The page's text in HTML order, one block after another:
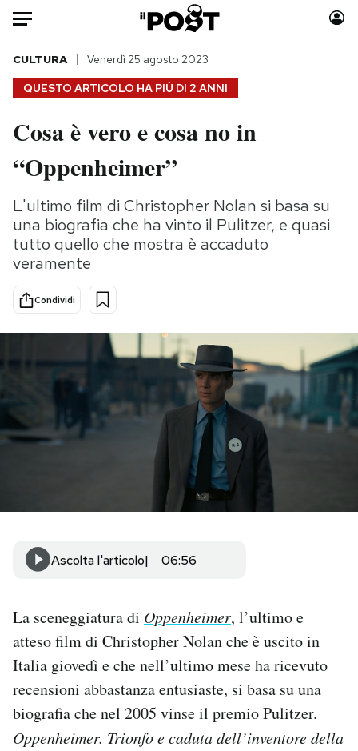
Auto
HOME
Italia
Politica
Tecnologia
Internet
Scienza
Cultura
Economia
Moda
Storie/Idee
Ok Boomer!
Media
PODCAST
NEWSLETTER
SHOP
Area Personale
Newsletter
QUESTO ARTICOLO HA PIÙ DI 2 ANNI
CULTURA Venerdì 25 agosto 2023
Cosa è vero e cosa no in
“Oppenheimer”
L'ultimo film di Christopher Nolan si basa su
una biografia che ha vinto il Pulitzer, e quasi
tutto quello che mostra è accaduto
veramente
Condividi
Ascolta l'articolo 06:56
La sceneggiatura di Oppenheimer, l’ultimo e
atteso film di Christopher Nolan che è uscito in
Italia giovedì e che nell’ultimo mese ha ricevuto
recensioni abbastanza entusiaste, si basa su una
biografia che nel 2005 vinse il premio Pulitzer.
Oppenheimer. Trionfo e caduta dell’inventore della